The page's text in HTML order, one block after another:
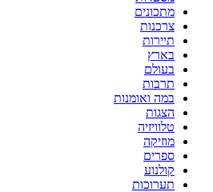
מתכונים
צרכנות
תיירות
בארץ
בעולם
תרבות
במה ואומנות
הצגות
טלוויזיה
מוזיקה
ספרים
קולנוע
תערוכות